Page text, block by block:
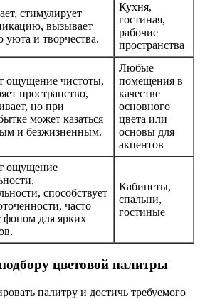
стимулирует
вызывает
уюта и творчества.
Кухня,
гостиная,
рабочие
пространства
ощущение чистоты,
пространство,
но при
может казаться
и безжизненным.
Любые
помещения в
качестве
основного
цвета или
основы для
акцентов
ощущение
способствует
часто
фоном для ярких
Кабинеты,
спальни,
гостиные
цветовой палитры
палитру и достичь требуемого